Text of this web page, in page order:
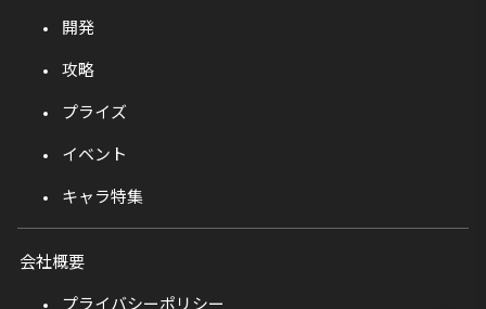
開発
攻略
プライズ
イベント
キャラ特集
会社概要
プライバシーポリシー